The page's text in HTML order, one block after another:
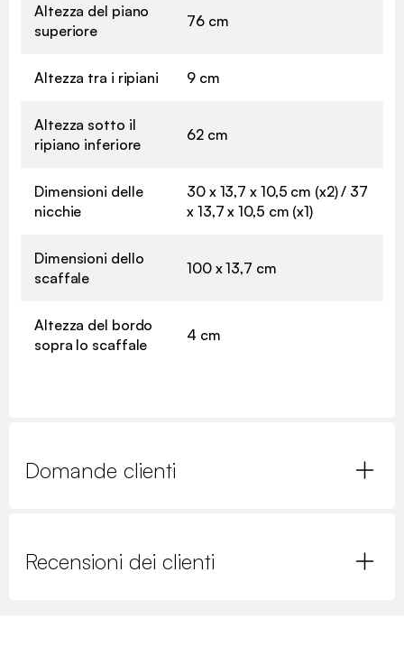
Altezza del piano
superiore
76 cm
Altezza tra i ripiani 9 cm
Altezza sotto il
ripiano inferiore
62 cm
Dimensioni delle
nicchie
30 x 13,7 x 10,5 cm (x2) / 37
x 13,7 x 10,5 cm (x1)
Dimensioni dello
scaffale
100 x 13,7 cm
Altezza del bordo
sopra lo scaffale
4 cm
Domande clienti
Recensioni dei clienti